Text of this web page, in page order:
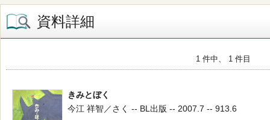
資料詳細
1 件中、 1 件目
きみとぼく
今江 祥智／さく -- BL出版 -- 2007.7 -- 913.6